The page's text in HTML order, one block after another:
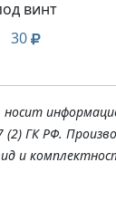
винт
30
ГК РФ.
и